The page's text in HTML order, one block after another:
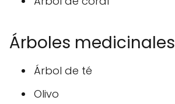
Árboles medicinales
Árbol de té
Olivo